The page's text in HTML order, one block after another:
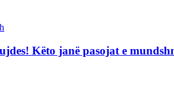
Këto janë pasojat e